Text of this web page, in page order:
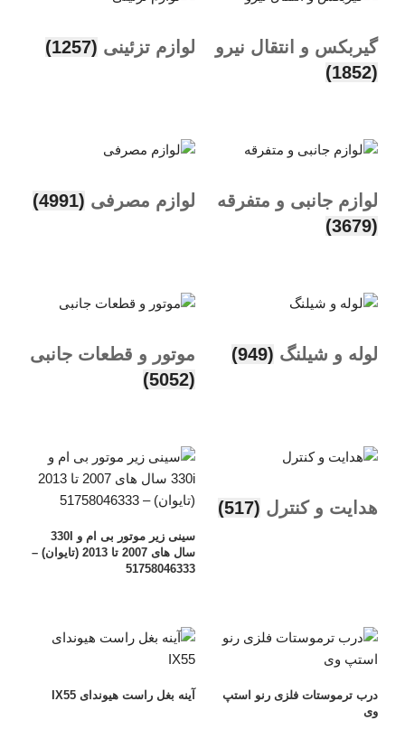
گیربکس و انتقال نیرو
(1852)
لوازم تزئینی (1257)
لوازم جانبی و متفرقه
(3679)
لوازم مصرفی (4991)
لوله و شیلنگ (949)
موتور و قطعات جانبی
(5052)
هدایت و کنترل (517)
سینی زیر موتور بی ام و 330I
سال های 2007 تا 2013 (تایوان) –
51758046333
درب ترموستات فلزی رنو استپ
وی
آینه بغل راست هیوندای IX55